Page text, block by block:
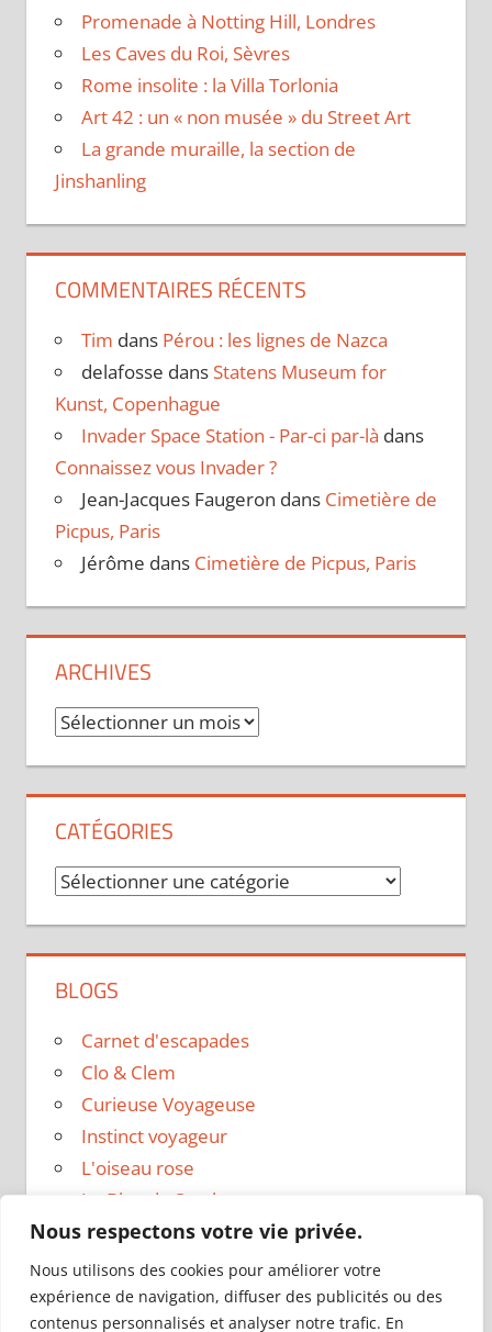
Nous respectons votre vie privée.
Nous utilisons des cookies pour améliorer votre
expérience de navigation, diffuser des publicités ou des
contenus personnalisés et analyser notre trafic. En
Promenade à Notting Hill, Londres
Les Caves du Roi, Sèvres
Rome insolite : la Villa Torlonia
Art 42 : un « non musée » du Street Art
La grande muraille, la section de
Jinshanling
COMMENTAIRES RÉCENTS
Tim dans Pérou : les lignes de Nazca
delafosse dans Statens Museum for
Kunst, Copenhague
Invader Space Station - Par-ci par-là dans
Connaissez vous Invader ?
Jean-Jacques Faugeron dans Cimetière de
Picpus, Paris
Jérôme dans Cimetière de Picpus, Paris
ARCHIVES
Archives
CATÉGORIES
Catégories
BLOGS
Carnet d'escapades
Clo & Clem
Curieuse Voyageuse
Instinct voyageur
L'oiseau rose
Le Blog de Sarah
Le sac a dos
Madame Oreille
Voyages et Vagabondages